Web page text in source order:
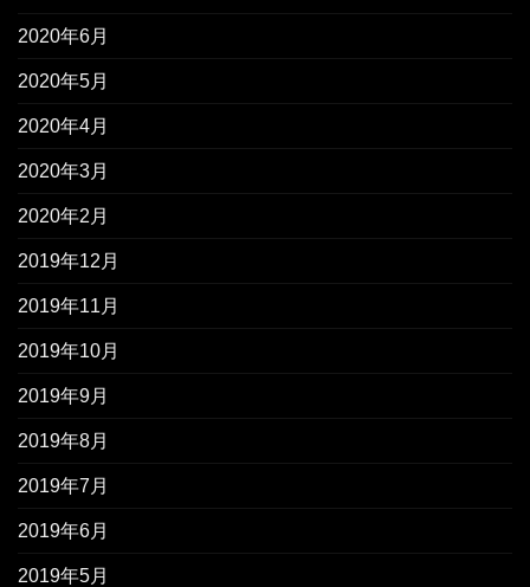
2020年6月
2020年5月
2020年4月
2020年3月
2020年2月
2019年12月
2019年11月
2019年10月
2019年9月
2019年8月
2019年7月
2019年6月
2019年5月